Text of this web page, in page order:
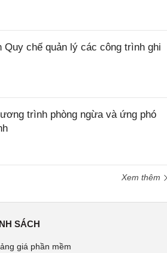
Quy chế quản lý các công trình ghi
trình phòng ngừa và ứng phó
Xem thêm
SÁCH
giá phần mềm